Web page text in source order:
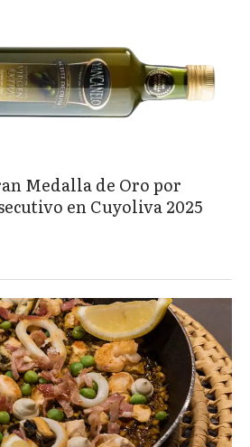
Medalla de Oro por
en Cuyoliva 2025